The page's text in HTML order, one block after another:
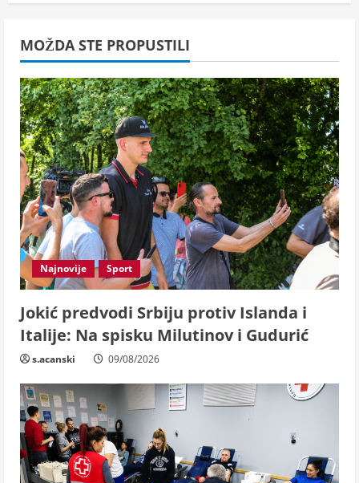
MOŽDA STE PROPUSTILI
Najnovije Sport
Jokić predvodi Srbiju protiv Islanda i
Italije: Na spisku Milutinov i Gudurić
s.acanski 09/08/2026